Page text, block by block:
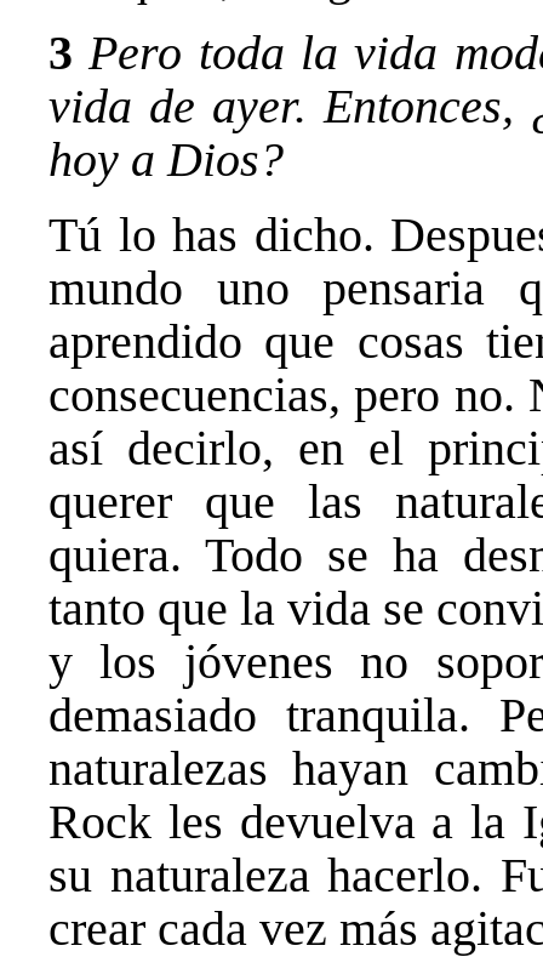
3 Pero toda la vida
vida de ayer.
hoy a Dios?
Tú lo has dicho.
mundo uno pensaria
aprendido que cosas
consecuencias, pero no.
así decirlo, en el
querer que las
quiera. Todo se ha
tanto que la vida se
y los jóvenes no
demasiado tranquila.
naturalezas hayan
Rock les devuelva a la
su naturaleza hacerlo.
crear cada vez más